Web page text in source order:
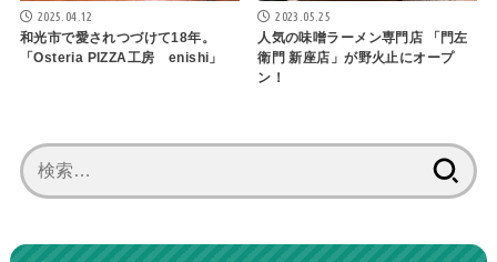
2025.04.12
和光市で愛されつづけて18年。
「Osteria PIZZA工房 enishi」
2023.05.25
人気の味噌ラーメン専門店 「門左
衛門 新座店」が野火止にオープ
ン！
索: